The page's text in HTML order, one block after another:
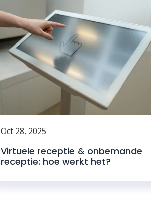
Oct 28, 2025
Virtuele receptie & onbemande
receptie: hoe werkt het?